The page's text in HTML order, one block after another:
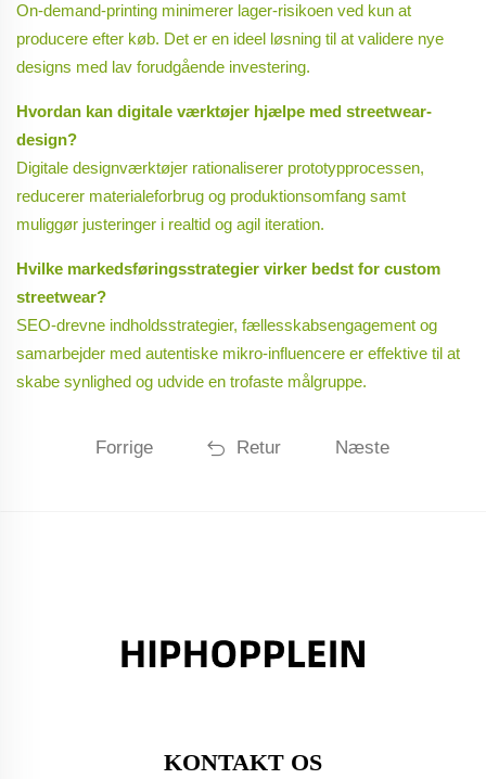
On-demand-printing minimerer lager-risikoen ved kun at
producere efter køb. Det er en ideel løsning til at validere nye
designs med lav forudgående investering.
Hvordan kan digitale værktøjer hjælpe med streetwear-
design?
Digitale designværktøjer rationaliserer prototypprocessen,
reducerer materialeforbrug og produktionsomfang samt
muliggør justeringer i realtid og agil iteration.
Hvilke markedsføringsstrategier virker bedst for custom
streetwear?
SEO-drevne indholdsstrategier, fællesskabsengagement og
samarbejder med autentiske mikro-influencere er effektive til at
skabe synlighed og udvide en trofaste målgruppe.
Forrige Retur Næste
KONTAKT OS